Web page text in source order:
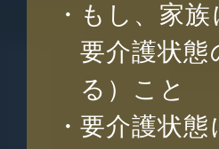
もし、家
要介護状
る）こと
要介護状